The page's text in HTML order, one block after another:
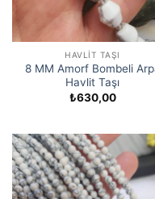
HAVLIT TAŞI
8 MM Amorf Bombeli
Havlit Taşı
₺630,00